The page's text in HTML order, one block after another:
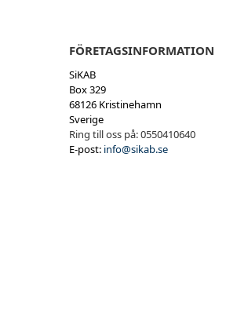
FÖRETAGSINFORMATION
SiKAB
Box 329
68126 Kristinehamn
Sverige
Ring till oss på:0550410640
E-post: info@sikab.se